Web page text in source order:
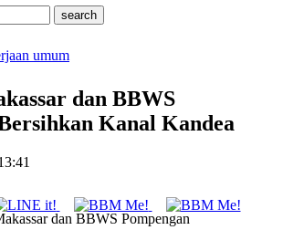
umum
dan BBWS
Kanal Kandea